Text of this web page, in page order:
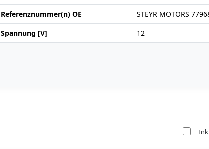
Referenznummer(n) OE
STEYR MOTORS
Spannung [V]
12